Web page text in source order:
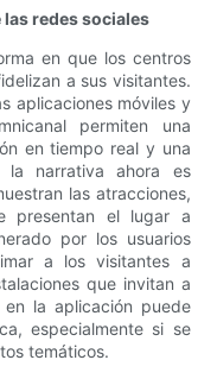
redes sociales
en que los centros
a sus visitantes.
aplicaciones móviles y
permiten una
en tiempo real y una
la narrativa ahora es
las atracciones,
presentan el lugar a
por los usuarios
a los visitantes a
que invitan a
la aplicación puede
especialmente si se
temáticos.